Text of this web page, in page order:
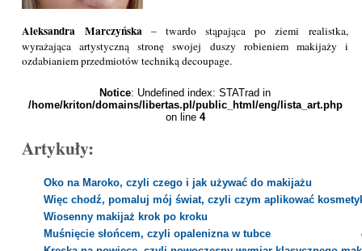
Aleksandra Marczyńska– twardo stąpająca po ziemi realistka,
wyrażająca artystyczną stronę swojej duszy robieniem makijaży i
ozdabianiem przedmiotów techniką decoupage.
Notice: Undefined index: STATrad in
/home/kriton/domains/libertas.pl/public_html/eng/lista_art.php
on line 4
Artykuły:
Oko na Maroko, czyli czego i jak używać do makijażu
Więc chodź, pomaluj mój świat, czyli czym aplikować
Wiosenny makijaż krok po kroku
Muśnięcie słońcem, czyli opalenizna w tubce